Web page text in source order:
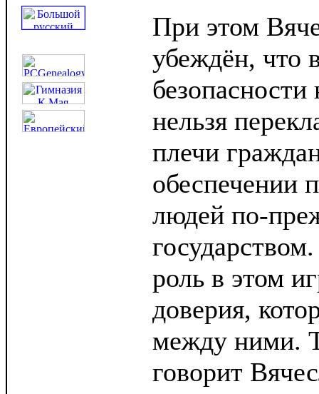
При этом
убеждён, что
нельзя
плечи
обеспечении
людей по-
роль в этом
доверия,
между ними.
говорит